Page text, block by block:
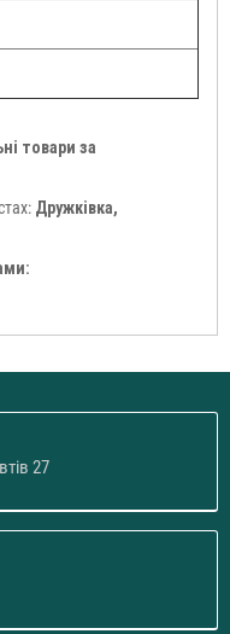
товари за
Дружківка,
27